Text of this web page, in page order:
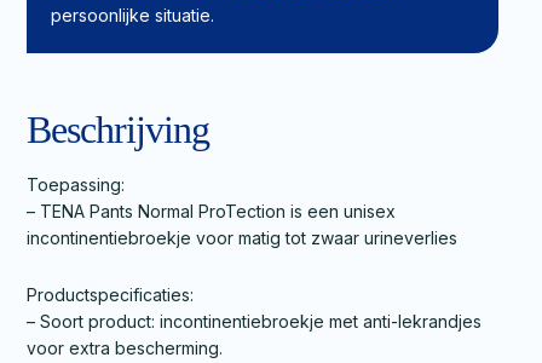
persoonlijke situatie.
Beschrijving
Toepassing:
– TENA Pants Normal ProTection is een unisex
incontinentiebroekje voor matig tot zwaar urineverlies
Productspecificaties:
– Soort product: incontinentiebroekje met anti-lekrandjes
voor extra bescherming.